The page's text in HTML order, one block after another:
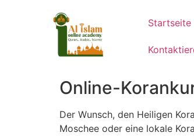
Startseite
Online-
Der Wunsch, den Heiligen
Moschee oder eine lokale